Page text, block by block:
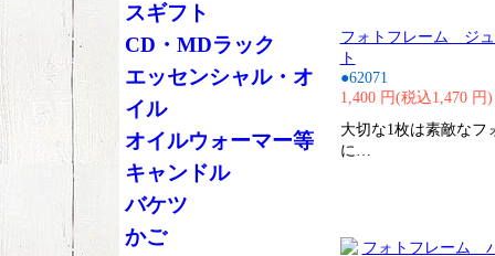
フォトフレーム ジ
ト
●62071
1,400 円(税込1,470 円)
大切な1枚は素敵なフ
に…
スギフト
CD・MDラック
エッセンシャル・オ
イル
オイルウォーマー等
キャンドル
バケツ
かご